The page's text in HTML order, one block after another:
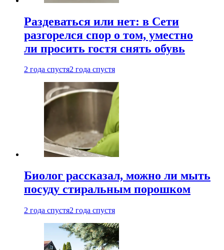
Раздеваться или нет: в Сети
разгорелся спор о том, уместно
ли просить гостя снять обувь
2 года спустя2 года спустя
Биолог рассказал, можно ли мыть
посуду стиральным порошком
2 года спустя2 года спустя